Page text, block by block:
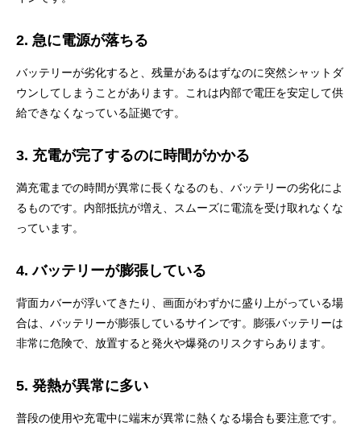
2. 急に電源が落ちる
バッテリーが劣化すると、残量があるはずなのに突然シャットダ
ウンしてしまうことがあります。これは内部で電圧を安定して供
給できなくなっている証拠です。
3. 充電が完了するのに時間がかかる
満充電までの時間が異常に長くなるのも、バッテリーの劣化によ
るものです。内部抵抗が増え、スムーズに電流を受け取れなくな
っています。
4. バッテリーが膨張している
背面カバーが浮いてきたり、画面がわずかに盛り上がっている場
合は、バッテリーが膨張しているサインです。膨張バッテリーは
非常に危険で、放置すると発火や爆発のリスクすらあります。
5. 発熱が異常に多い
普段の使用や充電中に端末が異常に熱くなる場合も要注意です。